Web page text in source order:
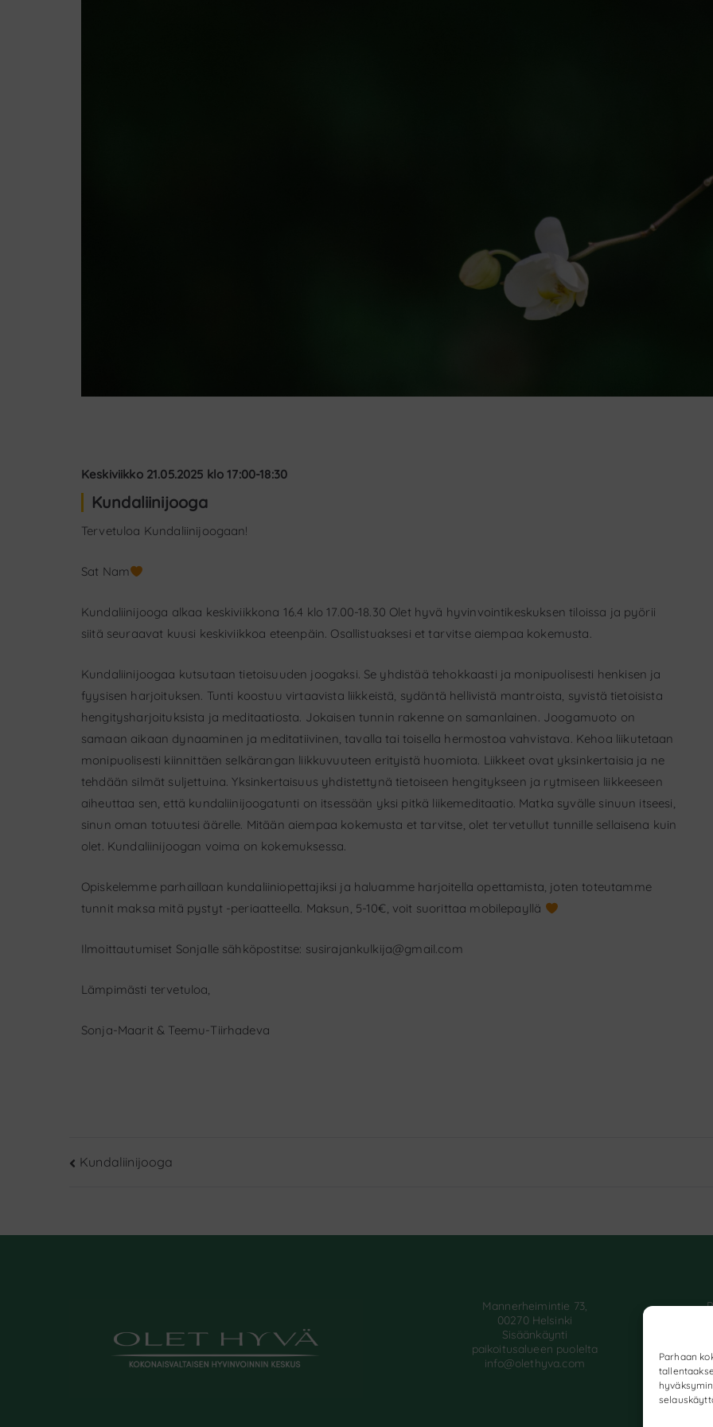
Parhaan
Keskiviikko 21.05.2025 klo 17:00-18:30
Kundaliinijooga
Tervetuloa Kundaliinijoogaan!
Sat Nam
Kundaliinijooga alkaa keskiviikkona 16.4 klo 17.00-18.30 Olet hyvä hyvinvointikeskuksen tiloissa ja pyörii
siitä seuraavat kuusi keskiviikkoa eteenpäin. Osallistuaksesi et tarvitse aiempaa kokemusta.
Kundaliinijoogaa kutsutaan tietoisuuden joogaksi. Se yhdistää tehokkaasti ja monipuolisesti henkisen ja
fyysisen harjoituksen. Tunti koostuu virtaavista liikkeistä, sydäntä hellivistä mantroista, syvistä tietoisista
hengitysharjoituksista ja meditaatiosta. Jokaisen tunnin rakenne on samanlainen. Joogamuoto on
samaan aikaan dynaaminen ja meditatiivinen, tavalla tai toisella hermostoa vahvistava. Kehoa liikutetaan
monipuolisesti kiinnittäen selkärangan liikkuvuuteen erityistä huomiota. Liikkeet ovat yksinkertaisia ja ne
tehdään silmät suljettuina. Yksinkertaisuus yhdistettynä tietoiseen hengitykseen ja rytmiseen liikkeeseen
aiheuttaa sen, että kundaliinijoogatunti on itsessään yksi pitkä liikemeditaatio. Matka syvälle sinuun itseesi,
sinun oman totuutesi äärelle. Mitään aiempaa kokemusta et tarvitse, olet tervetullut tunnille sellaisena kuin
olet. Kundaliinijoogan voima on kokemuksessa.
Opiskelemme parhaillaan kundaliiniopettajiksi ja haluamme harjoitella opettamista, joten toteutamme
tunnit maksa mitä pystyt -periaatteella. Maksun, 5-10€, voit suorittaa mobilepayllä
Ilmoittautumiset Sonjalle sähköpostitse: susirajankulkija@gmail.com
Lämpimästi tervetuloa,
Sonja-Maarit & Teemu-Tiirhadeva
Artikkelien
Kundaliinijooga
Mannerheimintie 73,
00270 Helsinki
Sisäänkäynti
paikoitusalueen puolelta
info@olethyva.com